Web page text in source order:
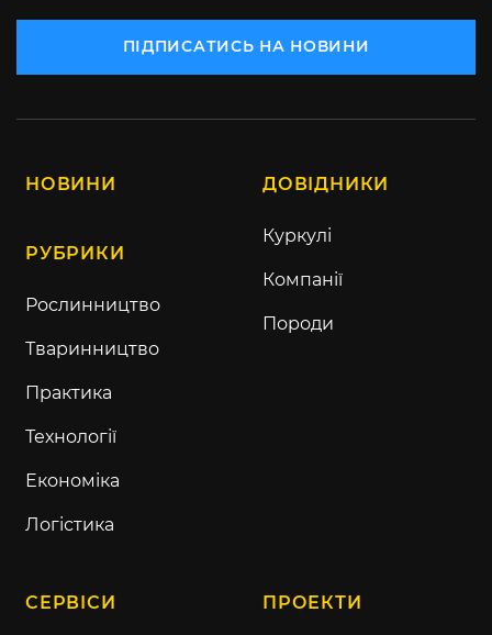
ПІДПИСАТИСЬ НА НОВИНИ
НОВИНИ
РУБРИКИ
Рослинництво
Тваринництво
Практика
Технології
Економіка
Логістика
ДОВІДНИКИ
Куркулі
Компанії
Породи
СЕРВІСИ ПРОЕКТИ